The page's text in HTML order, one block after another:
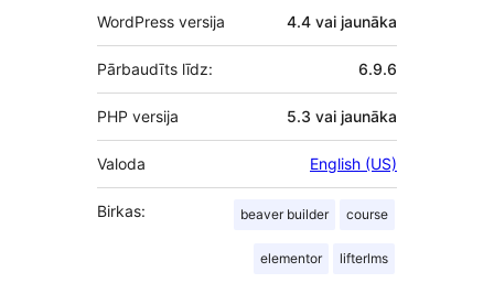
WordPress versija 4.4 vai jaunāka
Pārbaudīts līdz: 6.9.6
PHP versija 5.3 vai jaunāka
Valoda English (US)
Birkas: beaver builder course
elementor lifterlms